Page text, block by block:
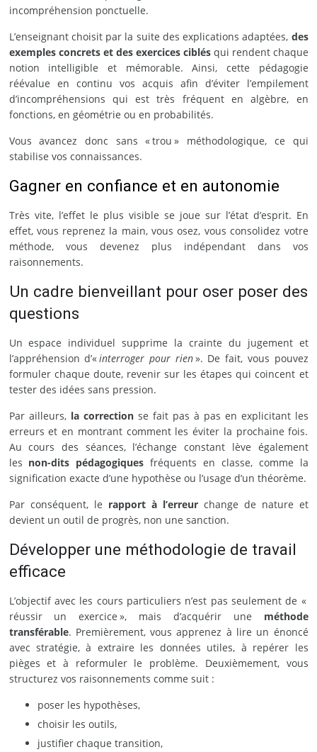
incompréhension ponctuelle.
L’enseignant choisit par la suite des explications adaptées, des
exemples concrets et des exercices ciblésqui rendent chaque
notion intelligible et mémorable. Ainsi, cette pédagogie
réévalue en continu vos acquis afin d’éviter l’empilement
d’incompréhensions qui est très fréquent en algèbre, en
fonctions, en géométrie ou en probabilités.
Vous avancez donc sans « trou » méthodologique, ce qui
stabilise vos connaissances.
Gagner en confiance et en autonomie
Très vite, l’effet le plus visible se joue sur l’état d’esprit. En
effet, vous reprenez la main, vous osez, vous consolidez votre
méthode, vous devenez plus indépendant dans vos
raisonnements.
Un cadre bienveillant pour oser poser des
questions
Un espace individuel supprime la crainte du jugement et
l’appréhension d’«interroger pour rien». De fait, vous pouvez
formuler chaque doute, revenir sur les étapes qui coincent et
tester des idées sans pression.
Par ailleurs, la correctionse fait pas à pas en explicitant les
erreurs et en montrant comment les éviter la prochaine fois.
Au cours des séances, l’échange constant lève également
les non-dits pédagogiques fréquents en classe, comme la
signification exacte d’une hypothèse ou l’usage d’un théorème.
Par conséquent, le rapport à l’erreurchange de nature et
devient un outil de progrès, non une sanction.
Développer une méthodologie de travail
efficace
L’objectif avec les cours particuliers n’est pas seulement de «
réussir un exercice », mais d’acquérir une méthode
transférable. Premièrement, vous apprenez à lire un énoncé
avec stratégie, à extraire les données utiles, à repérer les
pièges et à reformuler le problème. Deuxièmement, vous
structurez vos raisonnements comme suit :
poser les hypothèses,
choisir les outils,
justifier chaque transition,